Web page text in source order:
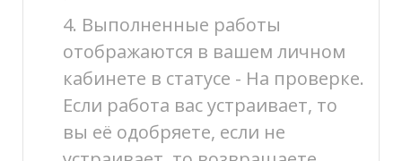
4. Выполненные работы
отображаются в вашем личном
кабинете в статусе - На проверке.
Если работа вас устраивает, то
вы её одобряете, если не